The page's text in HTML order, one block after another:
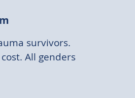
survivors.
All genders